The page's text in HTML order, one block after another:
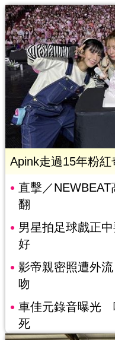
Apink走過15年粉
直擊／
翻
男星拍足球戲正
好
影帝親密照遭外
吻
車佳元錄音曝光
死